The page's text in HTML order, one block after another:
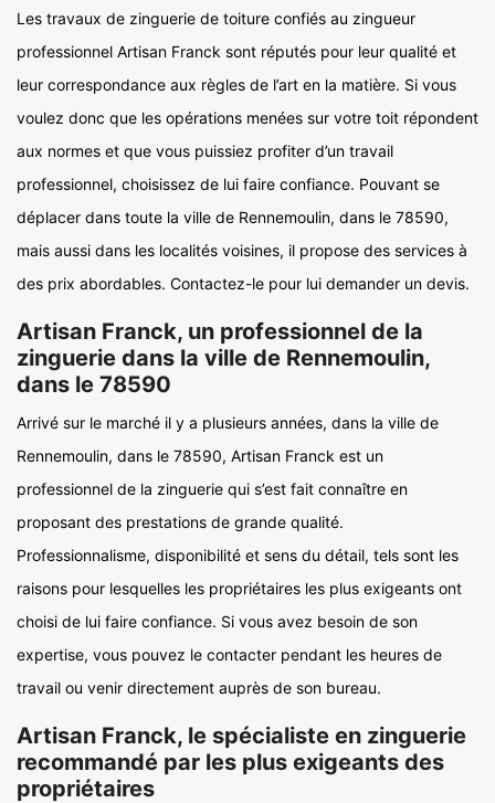
Les travaux de zinguerie de toiture confiés au zingueur
professionnel Artisan Franck sont réputés pour leur qualité et
leur correspondance aux règles de l’art en la matière. Si vous
voulez donc que les opérations menées sur votre toit répondent
aux normes et que vous puissiez profiter d’un travail
professionnel, choisissez de lui faire confiance. Pouvant se
déplacer dans toute la ville de Rennemoulin, dans le 78590,
mais aussi dans les localités voisines, il propose des services à
des prix abordables. Contactez-le pour lui demander un devis.
Artisan Franck, un professionnel de la
zinguerie dans la ville de Rennemoulin,
dans le 78590
Arrivé sur le marché il y a plusieurs années, dans la ville de
Rennemoulin, dans le 78590, Artisan Franck est un
professionnel de la zinguerie qui s’est fait connaître en
proposant des prestations de grande qualité.
Professionnalisme, disponibilité et sens du détail, tels sont les
raisons pour lesquelles les propriétaires les plus exigeants ont
choisi de lui faire confiance. Si vous avez besoin de son
expertise, vous pouvez le contacter pendant les heures de
travail ou venir directement auprès de son bureau.
Artisan Franck, le spécialiste en zinguerie
recommandé par les plus exigeants des
propriétaires